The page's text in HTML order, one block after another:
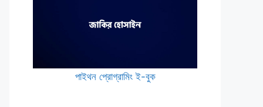
পাইথন প্রোগ্রামিং ই-বুক